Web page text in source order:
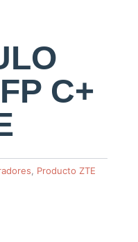
C+
Producto ZTE